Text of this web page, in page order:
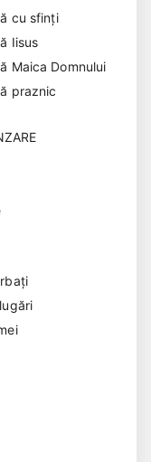
cu sfinți
Iisus
Maica Domnului
praznic